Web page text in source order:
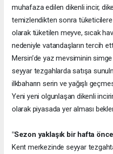
muhafaza edilen dikenli incir,
temizlendikten sonra
olarak tüketilen meyve, sıcak
nedeniyle vatandaşların tercih
Mersin’de yaz mevsiminin
seyyar tezgahlarda satışa
ilkbaharın serin ve yağışlı
Yeni yeni olgunlaşan dikenli
olarak piyasada yer alması
"Sezon yaklaşık bir hafta
Kent merkezinde seyyar